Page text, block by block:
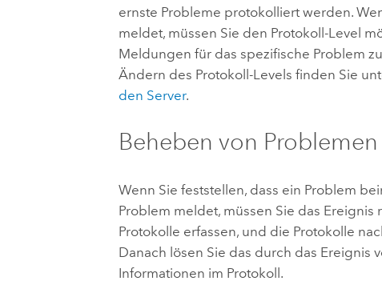
ernste Probleme protokolliert werden.
meldet, müssen Sie den Protokoll-Level
Meldungen für das spezifische Problem
Ändern des Protokoll-Levels finden Sie
den Server.
Beheben von Problemen
Wenn Sie feststellen, dass ein Problem
Problem meldet, müssen Sie das
Protokolle erfassen, und die Protokolle
Danach lösen Sie das durch das Ereignis
Informationen im Protokoll.